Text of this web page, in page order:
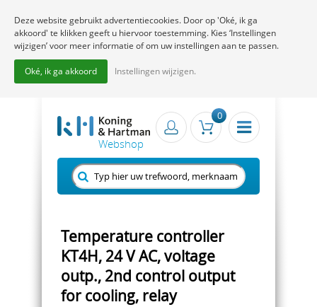
0
Temperature controller
KT4H, 24 V AC, voltage
outp., 2nd control output
for cooling, relay
Deze website gebruikt advertentiecookies. Door op 'Oké, ik ga
akkoord' te klikken geeft u hiervoor toestemming. Kies ‘Instellingen
wijzigen’ voor meer informatie of om uw instellingen aan te passen.
Oké, ik ga akkoord Instellingen wijzigen.